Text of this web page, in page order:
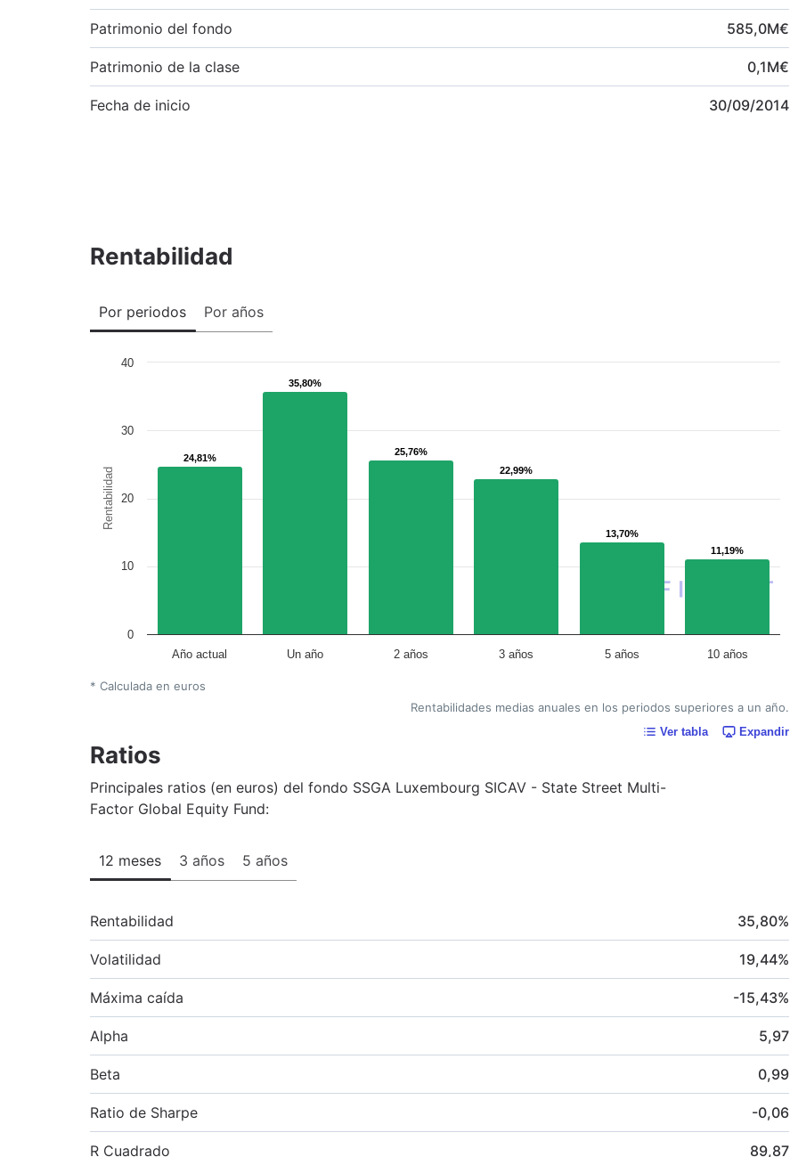
Patrimonio del fondo 585,0M€
Patrimonio de la clase 0,1M€
Fecha de inicio 30/09/2014
Rentabilidad
Por periodos Por años
Rentabilidad
24,81%
24,81%
35,80%
35,80%
25,76%
25,76%
22,99%
22,99%
13,70%
13,70%
11,19%
11,19%
Año actual Un año 2 años 3 años 5 años 10 años
0
10
20
30
40
* Calculada en euros
Rentabilidades medias anuales en los periodos superiores a un año.
Ver tabla Expandir
Ratios
Principales ratios (en euros) del fondo SSGA Luxembourg SICAV - State Street Multi-
Factor Global Equity Fund:
12 meses 3 años 5 años
Rentabilidad 35,80%
Volatilidad 19,44%
Máxima caída -15,43%
Alpha 5,97
Beta 0,99
Ratio de Sharpe -0,06
R Cuadrado 89,87